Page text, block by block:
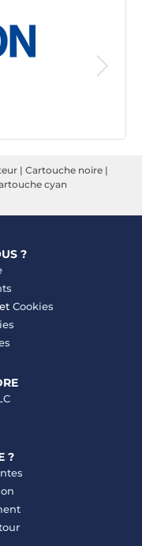
Canon
| Cartouche noire |
cyan
?
et Cookies
?